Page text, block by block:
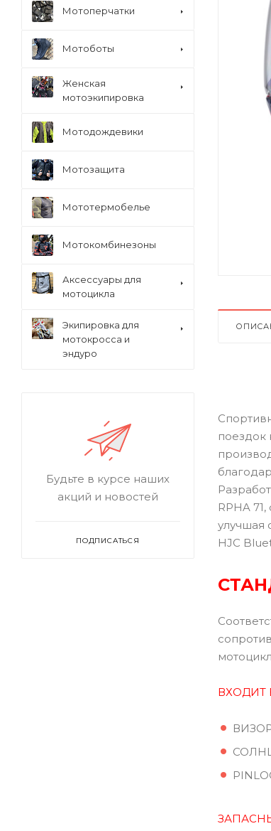
поездок
RPHA
улучшая
HJC
ВХОДИТ
Мотоперчатки
Мотоботы
Женская
мотоэкипировка
Мотодождевики
Мотозащита
Мототермобелье
Мотокомбинезоны
Аксессуары для
мотоцикла
Экипировка для
мотокросса и
эндуро
Будьте в курсе наших
акций и новостей
ПОДПИСАТЬСЯ